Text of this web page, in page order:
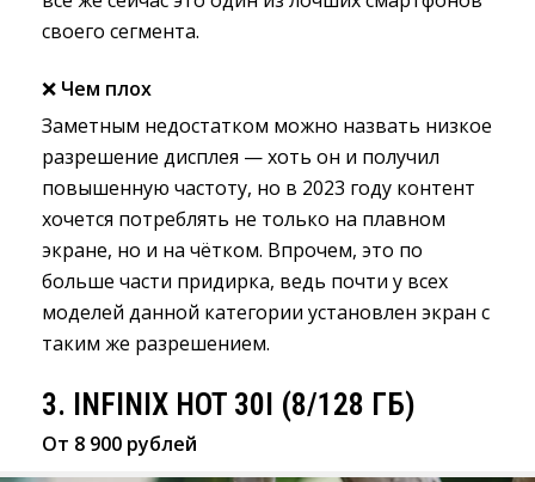
своего сегмента.
❌ Чем плох
Заметным недостатком можно назвать низкое
разрешение дисплея — хоть он и получил
повышенную частоту, но в 2023 году контент
хочется потреблять не только на плавном
экране, но и на чётком. Впрочем, это по
больше части придирка, ведь почти у всех
моделей данной категории установлен экран с
таким же разрешением.
3. INFINIX HOT 30I (8/128 ГБ)
От 8 900 рублей